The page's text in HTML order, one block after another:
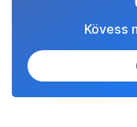
Kövess